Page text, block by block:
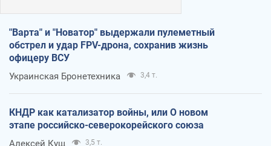
"Варта" и "Новатор" выдержали пулеметный
обстрел и удар FPV-дрона, сохранив жизнь
офицеру ВСУ
Украинская Бронетехника 3,4 т.
КНДР как катализатор войны, или О новом
этапе российско-северокорейского союза
Алексей Кущ 3,5 т.